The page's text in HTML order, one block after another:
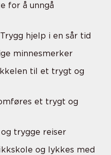
for å unngå
hjelp i en sår tid
minnesmerker
til et trygt og
et trygt og
trygge reiser
og lykkes med